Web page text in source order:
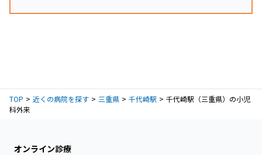
TOP 近くの病院を探す 三重県 千代崎駅
千代崎駅（三重県）の小児
科外来
オンライン診療